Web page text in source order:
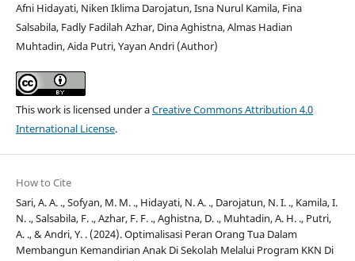
Afni Hidayati, Niken Iklima Darojatun, Isna Nurul Kamila, Fina
Salsabila, Fadly Fadilah Azhar, Dina Aghistna, Almas Hadian
Muhtadin, Aida Putri, Yayan Andri (Author)
This work is licensed under aCreative Commons Attribution 4.0
International License.
How to Cite
Sari, A. A. ., Sofyan, M. M. ., Hidayati, N. A. ., Darojatun, N. I. ., Kamila, I.
N. ., Salsabila, F. ., Azhar, F. F. ., Aghistna, D. ., Muhtadin, A. H. ., Putri,
A. ., & Andri, Y. . (2024). Optimalisasi Peran Orang Tua Dalam
Membangun Kemandirian Anak Di Sekolah Melalui Program KKN Di